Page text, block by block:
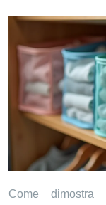
Come dimostra